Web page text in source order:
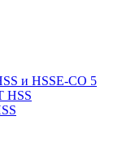
и HSSE-CO 5
HSS